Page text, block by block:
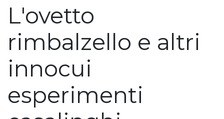
L'ovetto
rimbalzello e altri
innocui
esperimenti